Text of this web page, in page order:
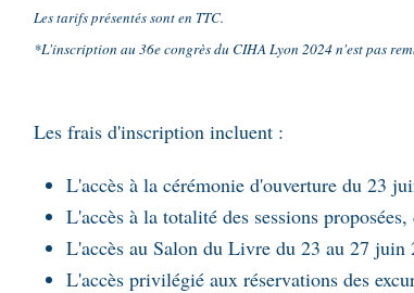
Les tarifs présentés sont en TTC.
*L'inscription au 36e congrès du CIHA Lyon 2024 n'est pas
Les frais d'inscription incluent :
L'accès à la cérémonie d'ouverture du 23
L'accès à la totalité des sessions
L'accès au Salon du Livre du 23 au 27 juin
L'accès privilégié aux réservations des